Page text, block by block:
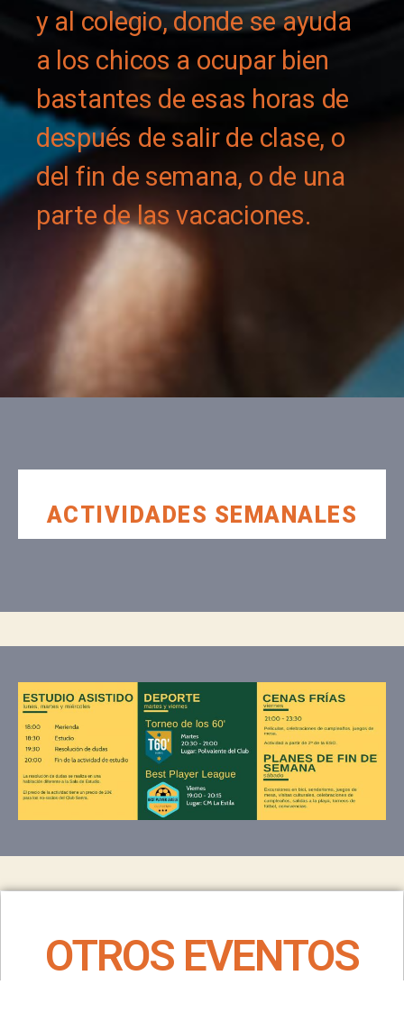
y al colegio, donde se ayuda
a los chicos a ocupar bien
bastantes de esas horas de
después de salir de clase, o
del fin de semana, o de una
parte de las vacaciones.​
ACTIVIDADES SEMANALES
OTROS EVENTOS